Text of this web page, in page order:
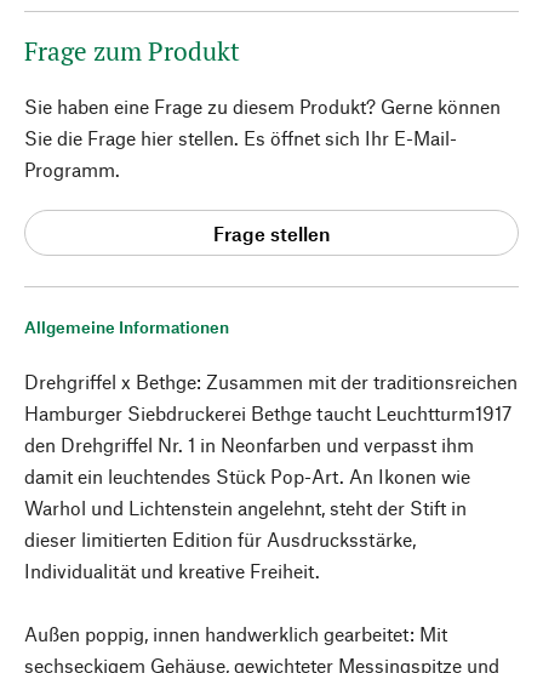
Allgemeine Informationen
Drehgriffel x Bethge: Zusammen mit der traditionsreichen
Hamburger Siebdruckerei Bethge taucht Leuchtturm1917
den Drehgriffel Nr. 1 in Neonfarben und verpasst ihm
damit ein leuchtendes Stück Pop-Art. An Ikonen wie
Warhol und Lichtenstein angelehnt, steht der Stift in
dieser limitierten Edition für Ausdrucksstärke,
Individualität und kreative Freiheit.
Außen poppig, innen handwerklich gearbeitet: Mit
sechseckigem Gehäuse, gewichteter Messingspitze und
Frage zum Produkt
Sie haben eine Frage zu diesem Produkt? Gerne können
Sie die Frage hier stellen. Es öffnet sich Ihr E-Mail-
Programm.
Frage stellen